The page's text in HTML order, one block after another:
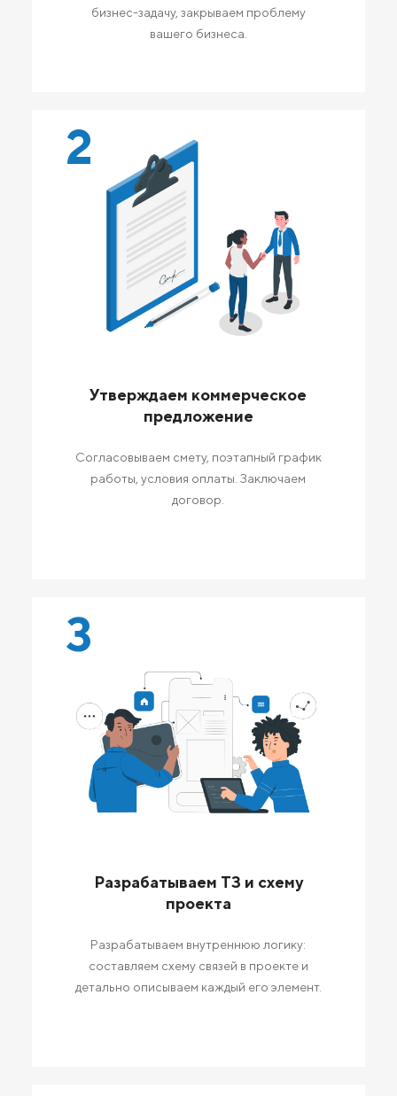
бизнес-задачу, закрываем проблему
вашего бизнеса.
2
Утверждаем коммерческое
предложение
Согласовываем смету, поэтапный график
работы, условия оплаты. Заключаем
договор.
3
Разрабатываем ТЗ и схему
проекта
Разрабатываем внутреннюю логику:
составляем схему связей в проекте и
детально описываем каждый его элемент.